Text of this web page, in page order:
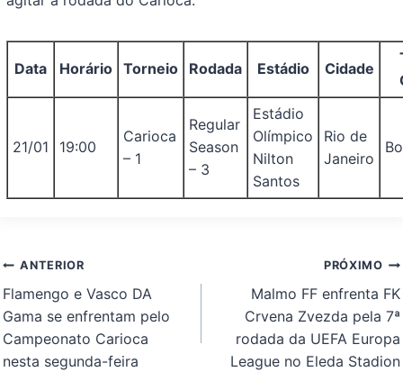
Data Horário Torneio Rodada Estádio Cidade
21/01 19:00
Carioca
– 1
Regular
Season
– 3
Estádio
Olímpico
Nilton
Santos
Rio de
Janeiro
Navegação
de
Post
ANTERIOR
Flamengo e Vasco DA
Gama se enfrentam pelo
Campeonato Carioca
nesta segunda-feira
PRÓXIMO
Malmo FF enfrenta FK
Crvena Zvezda pela 7ª
rodada da UEFA Europa
League no Eleda Stadion